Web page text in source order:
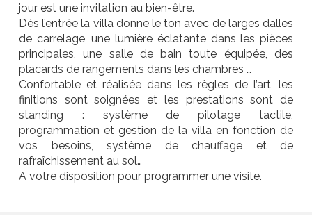
jour est une invitation au bien-être.
Dès l’entrée la villa donne le ton avec de larges dalles
de carrelage, une lumière éclatante dans les pièces
principales, une salle de bain toute équipée, des
placards de rangements dans les chambres …
Confortable et réalisée dans les règles de l’art, les
finitions sont soignées et les prestations sont de
standing : système de pilotage tactile,
programmation et gestion de la villa en fonction de
vos besoins, système de chauffage et de
rafraîchissement au sol…
A votre disposition pour programmer une visite.